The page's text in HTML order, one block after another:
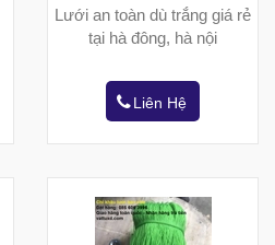
Lưới an toàn dù trắng giá rẻ
tại hà đông, hà nội
Liên Hệ